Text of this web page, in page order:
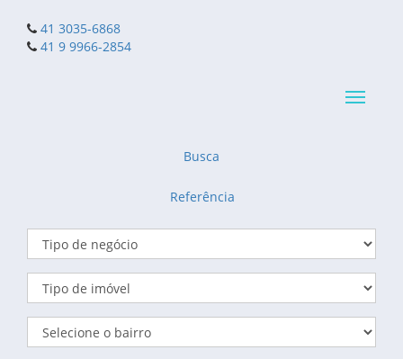
41 3035-6868
41 9 9966-2854
Busca
Referência